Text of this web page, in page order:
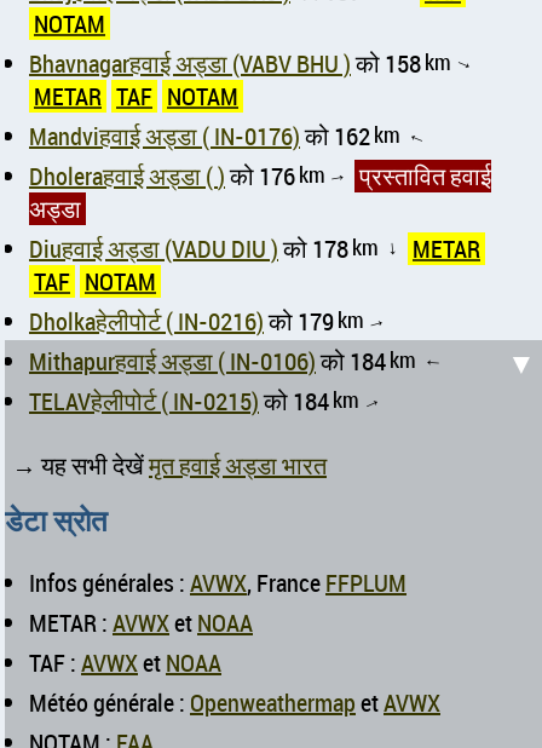
NOTAM
Bhavnagarहवाई अड्डा (VABV BHU )को 158km ↑
METAR TAF NOTAM
Mandviहवाई अड्डा ( IN-0176)को 162km ↑
Dholeraहवाई अड्डा ( )को 176km ↑
प्रस्तावित हवाई
अड्डा
Diuहवाई अड्डा (VADU DIU )को 178km ↑
METAR
TAF NOTAM
Dholkaहेलीपोर्ट ( IN-0216)को 179km ↑
Mithapurहवाई अड्डा ( IN-0106)को 184km ↑
TELAVहेलीपोर्ट ( IN-0215)को 184km ↑
→ यह सभी देखेंमृत हवाई अड्डा भारत
डेटा स्रोत
Infos générales :AVWX, FranceFFPLUM
METAR :AVWXetNOAA
TAF :AVWXetNOAA
Météo générale : OpenweathermapetAVWX
▼